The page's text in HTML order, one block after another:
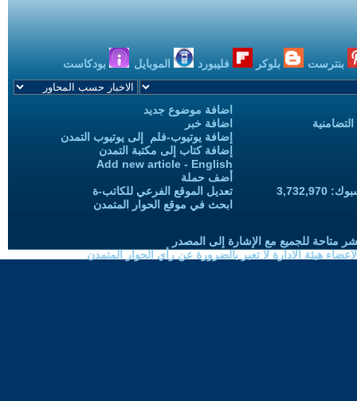
بنترست بلوكر فليبورد الموبايل بودكاست
اضافة موضوع جديد
اضافة خبر
إضافة يوتيوب-فلم إلى يوتيوب التمدن
إضافة كتاب إلى مكتبة التمدن
Add new article - English
أضف حملة
تعديل الموقع الفرعي للكاتب-ة
ابحث في موقع الحوار المتمدن
متاحة للجميع مع الإشارة إلى المصدر
هيئة الادارة لا تعبر بالضرورة عن رأي الحوار المتمدن